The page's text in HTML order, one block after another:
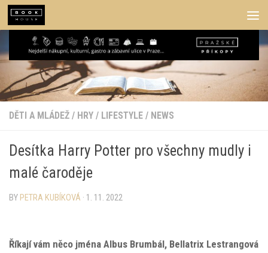
Skip to content
DĚTI A MLÁDEŽ / HRY / LIFESTYLE / NEWS
Desítka Harry Potter pro všechny mudly i
malé čaroděje
BY PETRA KUBÍKOVÁ · 1. 11. 2022
Říkají vám něco jména Albus Brumbál, Bellatrix Lestrangová